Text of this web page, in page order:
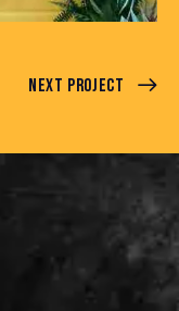
Next Project